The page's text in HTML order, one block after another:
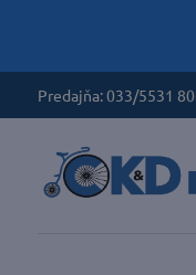
Predajňa: 033/5531